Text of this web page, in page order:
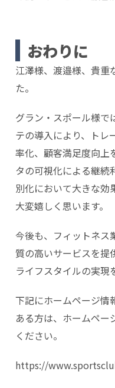
おわりに
江澤様、渡邉様、貴重
た。
グラン・スポール様で
テの導入により、トレ
率化、顧客満足度向上
タの可視化による継続
別化において大きな効
大変嬉しく思います。
今後も、フィットネス
質の高いサービスを提
ライフスタイルの実現
下記にホームページ情
ある方は、ホームペー
ください。
https://